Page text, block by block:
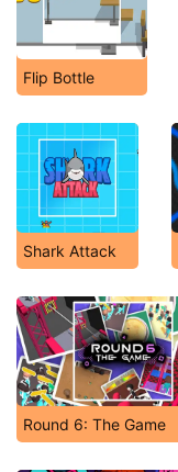
Flip Bottle
Shark Attack
Round 6: The Game